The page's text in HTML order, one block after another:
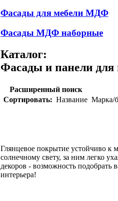
Фасады для мебели МДФ
Фасады МДФ наборные
Каталог:
Фасады и панели для
Расширенный поиск
Сортировать: Название Марка/
Глянцевое покрытие устойчиво к
солнечному свету, за ним легко
декоров - возможность подобрать
интерьера!